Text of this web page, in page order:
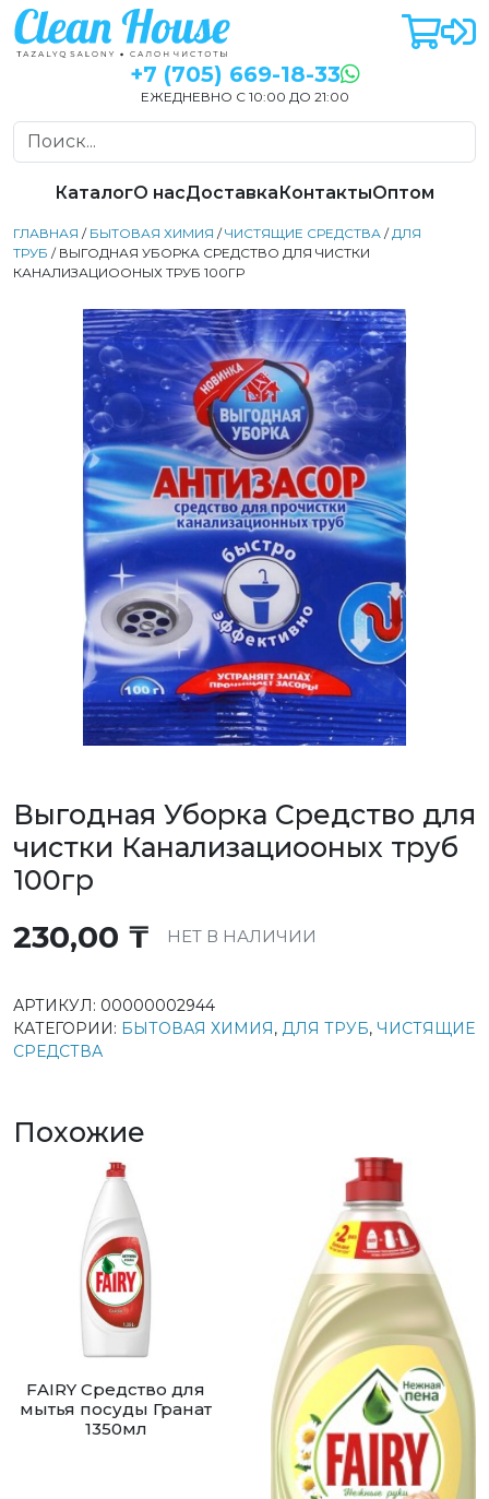
+7 (705) 669-18-33
ЕЖЕДНЕВНО С 10:00 ДО 21:00
КаталогО насДоставкаКонтактыОптом
ГЛАВНАЯ / БЫТОВАЯ ХИМИЯ /ЧИСТЯЩИЕ СРЕДСТВА /ДЛЯ
ТРУБ / ВЫГОДНАЯ УБОРКА СРЕДСТВО ДЛЯ ЧИСТКИ
КАНАЛИЗАЦИООНЫХ ТРУБ 100ГР
Выгодная Уборка Средство для
чистки Канализациооных труб
100гр
230,00 ₸ НЕТ В НАЛИЧИИ
АРТИКУЛ: 00000002944
КАТЕГОРИИ: БЫТОВАЯ ХИМИЯ, ДЛЯ ТРУБ, ЧИСТЯЩИЕ
СРЕДСТВА
Похожие
FAIRY Средство для
мытья посуды Гранат
1350мл